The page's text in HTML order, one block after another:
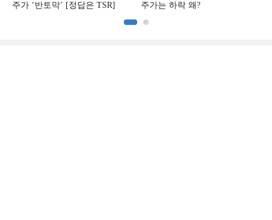
주가 ‘반토막’ [정답은 TSR]
주가는 하락 왜?